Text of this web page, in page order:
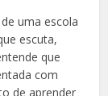
uma escola
escuta,
que
com
de aprender